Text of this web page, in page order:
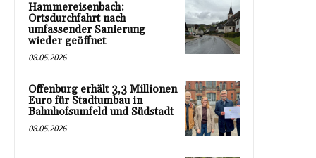
Hammereisenbach:
Ortsdurchfahrt nach
umfassender Sanierung
wieder geöffnet
08.05.2026
Offenburg erhält 3,3 Millionen
Euro für Stadtumbau in
Bahnhofsumfeld und Südstadt
08.05.2026